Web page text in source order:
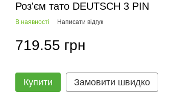
Роз'єм тато DEUTSCH 3 PIN
В наявності Написати відгук
719.55 грн
Купити Замовити швидко